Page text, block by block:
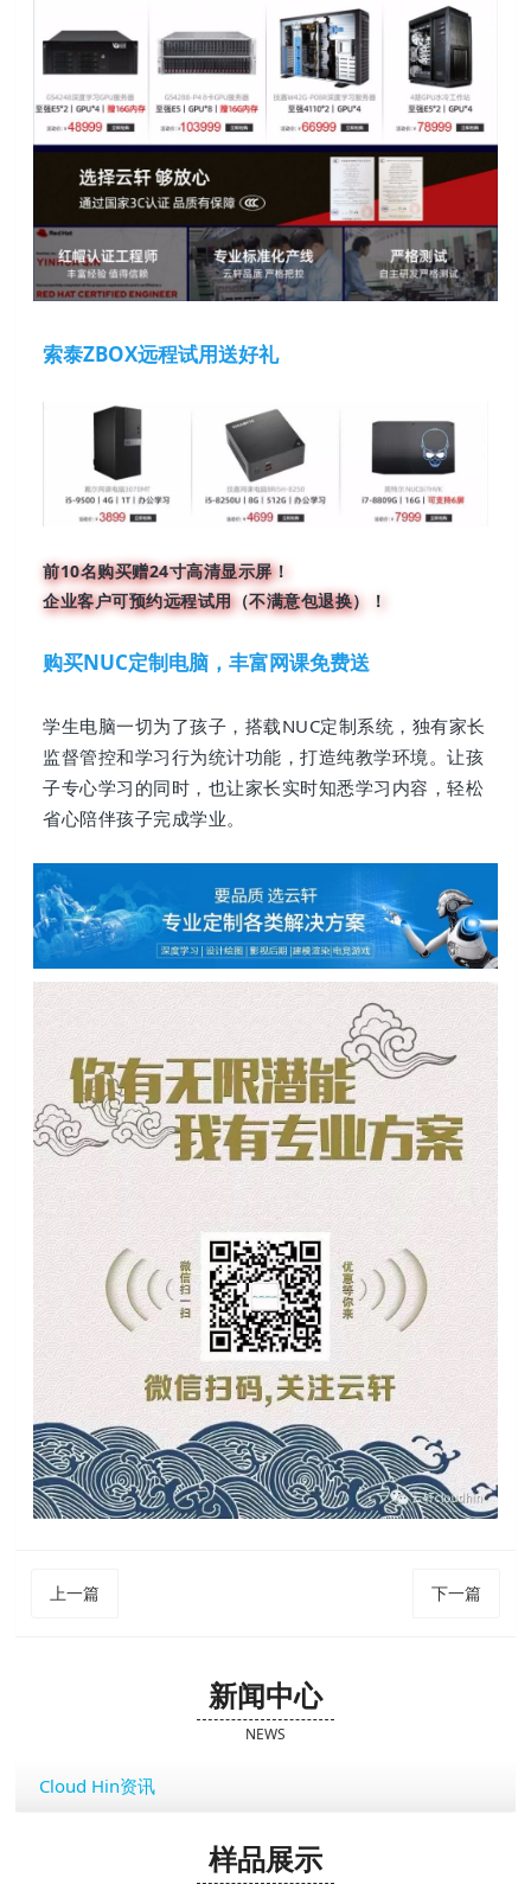
索泰ZBOX远程试用送好礼
前10名购买赠24寸高清显示屏！
企业客户可预约远程试用（不满意包退换）！
购买NUC定制电脑 ，丰富网课免费送
学生电脑一切为了孩子，搭载NUC定制系统，独有家长
监督管控和学习行为统计功能，打造纯教学环境。让孩
子专心学习的同时，也让家长实时知悉学习内容，轻松
省心陪伴孩子完成学业。
上一篇 下一篇
新闻中心
NEWS
Cloud Hin资讯
样品展示